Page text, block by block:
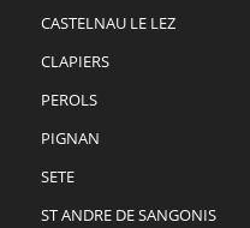
CASTELNAU LE LEZ
CLAPIERS
PEROLS
PIGNAN
SETE
ST ANDRE DE SANGONIS